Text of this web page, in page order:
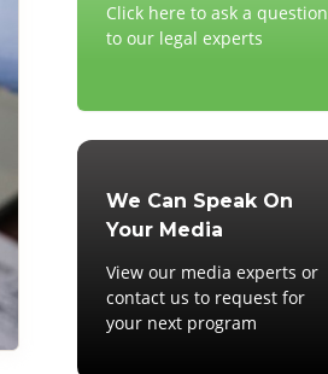
Click here to ask a question
to our legal experts
We Can Speak On
Your Media
View our media experts or
contact us to request for
your next program